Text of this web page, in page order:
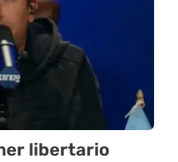
libertario